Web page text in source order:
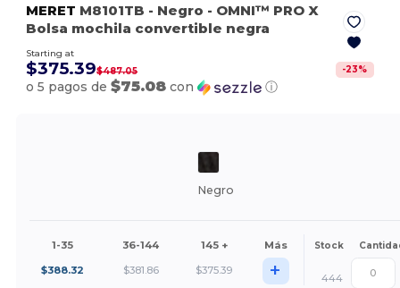
MERET M8101TB - Negro - OMNI™ PRO X
Bolsa mochila convertible negra
Starting at
$375.39$487.05 -23%
o 5 pagos de$75.08 con ⓘ
Negro
1-35 36-144 145 + Más Stock
$388.32 $381.86 $375.39 + 444